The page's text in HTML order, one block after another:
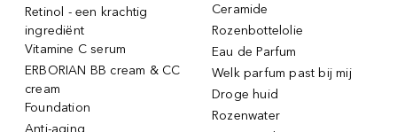
Retinol - een krachtig
ingrediënt
Vitamine C serum
ERBORIAN BB cream & CC
cream
Foundation
Anti-aging
Ceramide
Rozenbottelolie
Eau de Parfum
Welk parfum past bij mij
Droge huid
Rozenwater